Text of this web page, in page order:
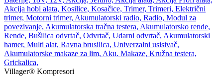
Villager® Kompresori